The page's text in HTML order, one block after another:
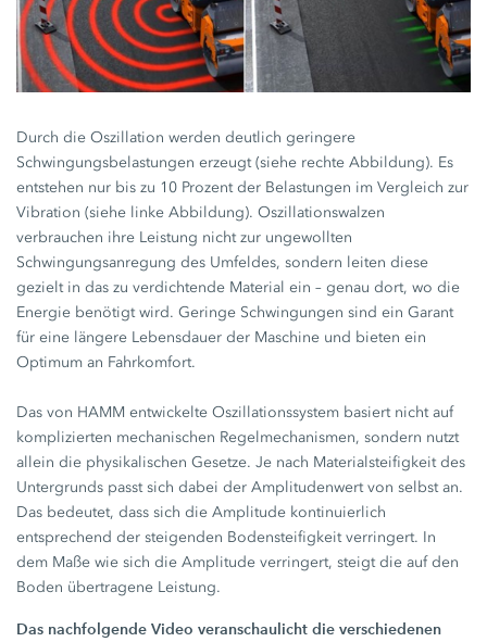
Durch die Oszillation werden deutlich geringere
Schwingungsbelastungen erzeugt (siehe rechte Abbildung). Es
entstehen nur bis zu 10 Prozent der Belastungen im Vergleich zur
Vibration (siehe linke Abbildung). Oszillationswalzen
verbrauchen ihre Leistung nicht zur ungewollten
Schwingungsanregung des Umfeldes, sondern leiten diese
gezielt in das zu verdichtende Material ein – genau dort, wo die
Energie benötigt wird. Geringe Schwingungen sind ein Garant
für eine längere Lebensdauer der Maschine und bieten ein
Optimum an Fahrkomfort.
Das von HAMM entwickelte Oszillationssystem basiert nicht auf
komplizierten mechanischen Regelmechanismen, sondern nutzt
allein die physikalischen Gesetze. Je nach Materialsteifigkeit des
Untergrunds passt sich dabei der Amplitudenwert von selbst an.
Das bedeutet, dass sich die Amplitude kontinuierlich
entsprechend der steigenden Bodensteifigkeit verringert. In
dem Maße wie sich die Amplitude verringert, steigt die auf den
Boden übertragene Leistung.
Das nachfolgende Video veranschaulicht die verschiedenen